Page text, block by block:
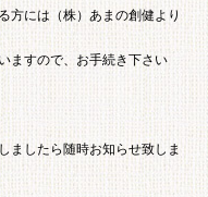
方には（株）あまの創健より
ますので、お手続き下さい
ましたら随時お知らせ致しま